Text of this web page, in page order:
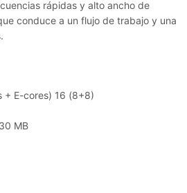
rápidas y alto ancho de
conduce a un flujo de trabajo y una
+ E-cores) 16 (8+8)
MB